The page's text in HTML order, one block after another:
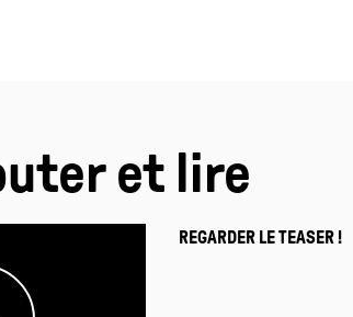
et lire
REGARDER LE TEASER !